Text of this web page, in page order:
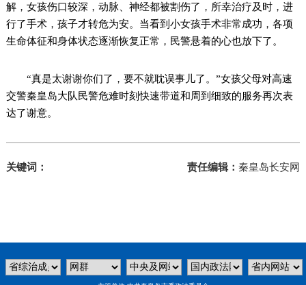
解，女孩伤口较深，动脉、神经都被割伤了，所幸治疗及时，进
行了手术，孩子才转危为安。当看到小女孩手术非常成功，各项
生命体征和身体状态逐渐恢复正常，民警悬着的心也放下了。
“真是太谢谢你们了，要不就耽误事儿了。”女孩父母对高速
交警秦皇岛大队民警危难时刻快速带道和周到细致的服务再次表
达了谢意。
关键词： 责任编辑：秦皇岛长安网